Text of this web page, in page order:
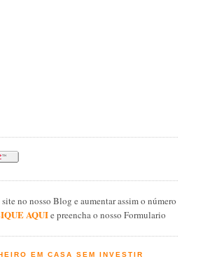
no nosso Blog e aumentar assim o número
AQUIe preencha o nosso Formulario
EM CASA SEM INVESTIR